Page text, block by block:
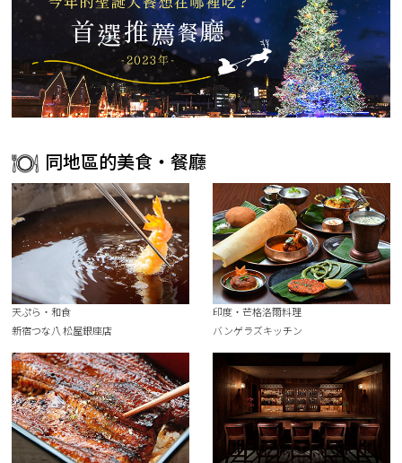
同地區的美食・餐廳
天ぷら・和食
新宿つな八 松屋銀座店
印度・芒格洛爾料理
バンゲラズキッチン